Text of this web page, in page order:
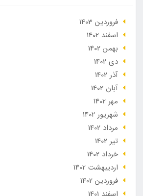
فروردین 1403
اسفند 1402
بهمن 1402
دی 1402
آذر 1402
آبان 1402
مهر 1402
شهریور 1402
مرداد 1402
تير 1402
خرداد 1402
ارديبهشت 1402
فروردین 1402